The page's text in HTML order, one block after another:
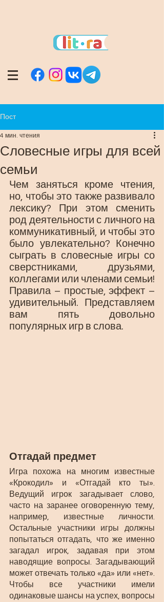
Пост
Словесные игры для всей
семьи
4 мин. чтения
Чем заняться кроме чтения,
но, чтобы это также развивало
лексику? При этом сменить
род деятельности с личного на
коммуникативный, и чтобы это
было увлекательно? Конечно
сыграть в словесные игры со
сверстниками, друзьями,
коллегами или членами семьи!
Правила – простые, эффект –
удивительный. Представляем
вам пять довольно
популярных игр в слова.
Отгадай предмет
Игра похожа на многим известные
«Крокодил» и «Отгадай кто ты».
Ведущий игрок загадывает слово,
часто на заранее оговоренную тему,
например, известные личности.
Остальные участники игры должны
попытаться отгадать, что же именно
загадал игрок, задавая при этом
наводящие вопросы. Загадывающий
может отвечать только «да» или «нет».
Чтобы все участники имели
одинаковые шансы на успех, вопросы